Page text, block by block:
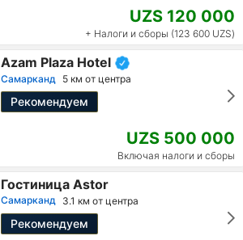
UZS 120 000
+ Налоги и сборы (123 600 UZS)
Azam Plaza Hotel
Самарканд 5 км от центра
Рекомендуем
UZS 500 000
Включая налоги и сборы
Гостиница Astor
Самарканд 3.1 км от центра
Рекомендуем